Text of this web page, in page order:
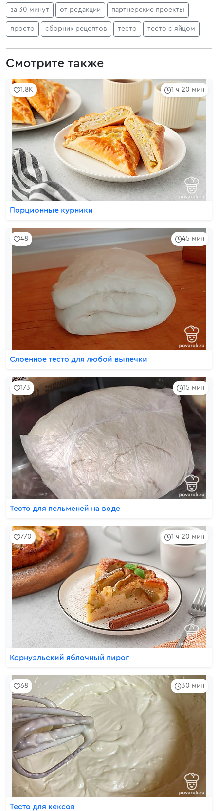
за 30 минут от редакции партнерские проекты
просто сборник рецептов тесто тесто с яйцом
Смотрите также
1 ч 20 мин
1.8K
Порционные курники
45 мин
48
Слоенное тесто для любой выпечки
15 мин
173
Тесто для пельменей на воде
1 ч 20 мин
770
Корнуэльский яблочный пирог
30 мин
68
Тесто для кексов